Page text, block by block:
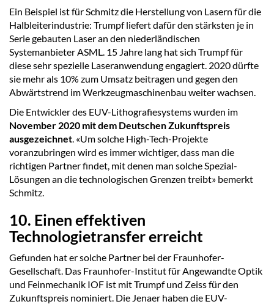
Ein Beispiel ist für Schmitz die Herstellung von Lasern für die
Halbleiterindustrie: Trumpf liefert dafür den stärksten je in
Serie gebauten Laser an den niederländischen
Systemanbieter ASML. 15 Jahre lang hat sich Trumpf für
diese sehr spezielle Laseranwendung engagiert. 2020 dürfte
sie mehr als 10% zum Umsatz beitragen und gegen den
Abwärtstrend im Werkzeugmaschinenbau weiter wachsen.
Die Entwickler des EUV-Lithografiesystems wurden im
November 2020 mit dem Deutschen Zukunftspreis
ausgezeichnet. «Um solche High-Tech-Projekte
voranzubringen wird es immer wichtiger, dass man die
richtigen Partner findet, mit denen man solche Spezial-
Lösungen an die technologischen Grenzen treibt» bemerkt
Schmitz.
10. Einen effektiven
Technologietransfer erreicht
Gefunden hat er solche Partner bei der Fraunhofer-
Gesellschaft. Das Fraunhofer-Institut für Angewandte Optik
und Feinmechanik IOF ist mit Trumpf und Zeiss für den
Zukunftspreis nominiert. Die Jenaer haben die EUV-